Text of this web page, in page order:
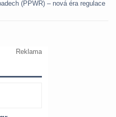
(PPWR) – nová éra regulace